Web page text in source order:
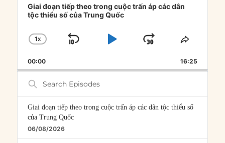
Player
Giai đoạn tiếp theo trong cuộc trấn áp các dân
tộc thiểu số của Trung Quốc
CHANGE
RATE
1X
SKIP
PLAYJUMP
FORWARD
SHARE
00:00 16:25
Search
Episodes
Giai đoạn tiếp theo trong cuộc trấn áp các dân tộc thiểu số
của Trung Quốc
06/08/2026